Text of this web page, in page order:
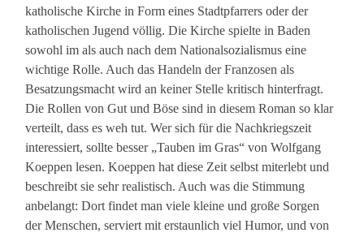
katholische Kirche in Form eines Stadtpfarrers oder der
katholischen Jugend völlig. Die Kirche spielte in Baden
sowohl im als auch nach dem Nationalsozialismus eine
wichtige Rolle. Auch das Handeln der Franzosen als
Besatzungsmacht wird an keiner Stelle kritisch hinterfragt.
Die Rollen von Gut und Böse sind in diesem Roman so klar
verteilt, dass es weh tut. Wer sich für die Nachkriegszeit
interessiert, sollte besser „Tauben im Gras“ von Wolfgang
Koeppen lesen. Koeppen hat diese Zeit selbst miterlebt und
beschreibt sie sehr realistisch. Auch was die Stimmung
anbelangt: Dort findet man viele kleine und große Sorgen
der Menschen, serviert mit erstaunlich viel Humor, und von